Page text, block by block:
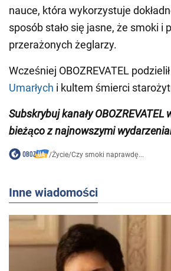
nauce, która wykorzystuje
sposób stało się jasne, że smoki i
przerażonych żeglarzy.
Wcześniej OBOZREVATEL
Umarłych i kultem śmierci
Subskrybuj kanały OBOZREVATEL
bieżąco z najnowszymi
/Życie/Czy smoki naprawdę...
Inne wiadomości